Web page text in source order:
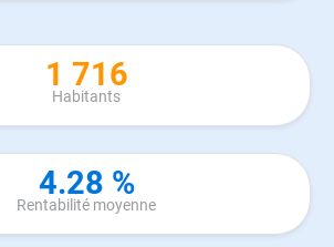
1 716
Habitants
4.28 %
Rentabilité moyenne